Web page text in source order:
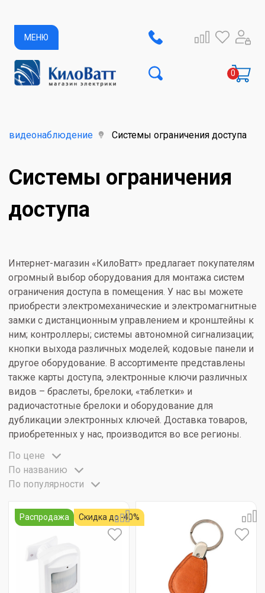
МЕНЮ
видеонаблюдение Системы ограничения доступа
Системы ограничения
доступа
Интернет-магазин «КилоВатт» предлагает покупателям
огромный выбор оборудования для монтажа систем
ограничения доступа в помещения. У нас вы можете
приобрести электромеханические и электромагнитные
замки с дистанционным управлением и кронштейны к
ним; контроллеры; системы автономной сигнализации;
кнопки выхода различных моделей; кодовые панели и
другое оборудование. В ассортименте представлены
также карты доступа, электронные ключи различных
видов – браслеты, брелоки, «таблетки» и
радиочастотные брелоки и оборудование для
дубликации электронных ключей. Доставка товаров,
приобретенных у нас, производится во все регионы.
По цене
По названию
По популярности
Распродажа Скидка до -40%